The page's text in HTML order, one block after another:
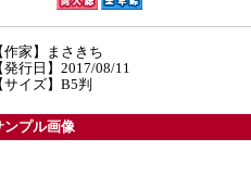
作家】まさきち
発行日】2017/08/11
サイズ】B5判
ンプル画像